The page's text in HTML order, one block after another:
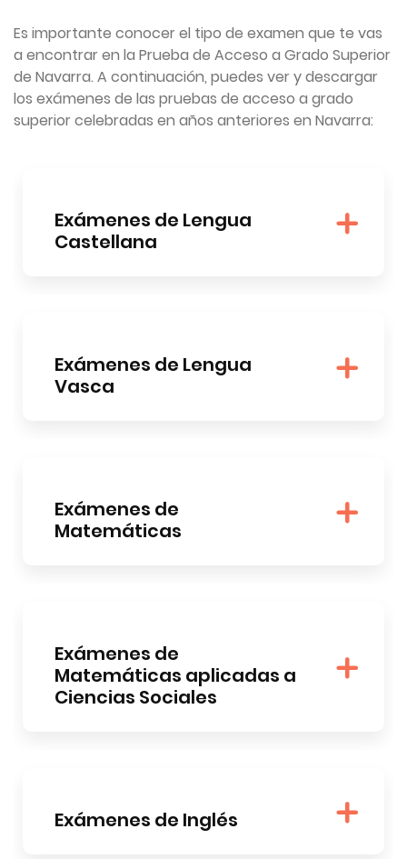
Es importante conocer el tipo de examen que te vas
a encontrar en la Prueba de Acceso a Grado Superior
de Navarra. A continuación, puedes ver y descargar
los exámenes de las pruebas de acceso a grado
superior celebradas en años anteriores en Navarra:
Exámenes de Lengua
Castellana
Exámenes de Lengua
Vasca
Exámenes de
Matemáticas
Exámenes de
Matemáticas aplicadas a
Ciencias Sociales
Exámenes de Inglés